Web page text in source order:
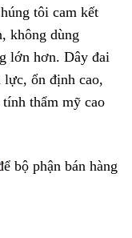
tôi cam kết
không dùng
lớn hơn. Dây đai
lực, ổn định cao,
thẩm mỹ cao
bộ phận bán hàng